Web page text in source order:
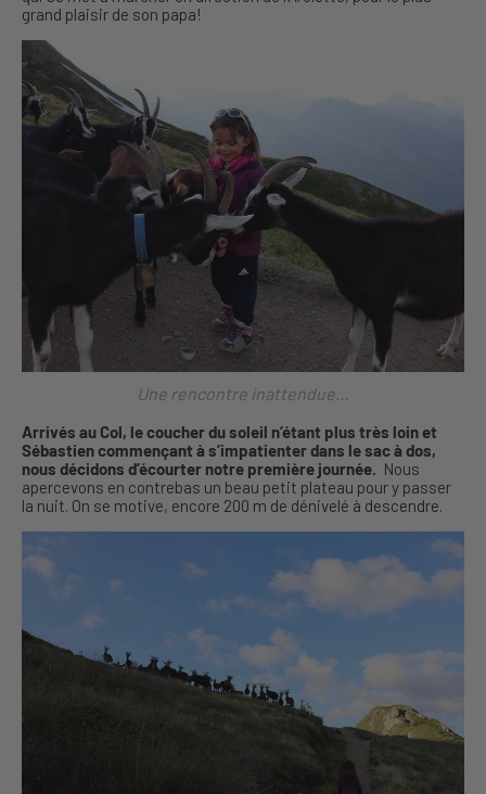
grand plaisir de son papa!
Une rencontre inattendue…
Arrivés au Col, le coucher du soleil n’étant plus très loin et
Sébastien commençant à s’impatienter dans le sac à dos,
nous décidons d’écourter notre première journée. Nous
apercevons en contrebas un beau petit plateau pour y passer
la nuit. On se motive, encore 200 m de dénivelé à descendre.